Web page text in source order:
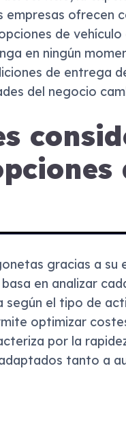
empresas ofrecen
de
en ningún
de entrega
del negocio
gracias a su
en analizar
el tipo de
optimizar
por la
tanto a